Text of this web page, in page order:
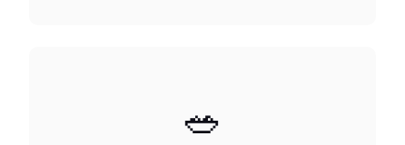
🥗